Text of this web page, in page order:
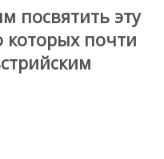
посвятить эту
которых почти